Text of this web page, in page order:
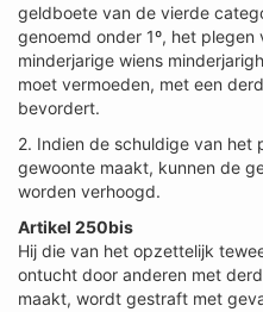
geldboete van de vierde
genoemd onder 1º, het plegen
minderjarige wiens
moet vermoeden, met een
bevordert.
2. Indien de schuldige van het
gewoonte maakt, kunnen de
worden verhoogd.
Artikel 250bis
Hij die van het opzettelijk
ontucht door anderen met
maakt, wordt gestraft met